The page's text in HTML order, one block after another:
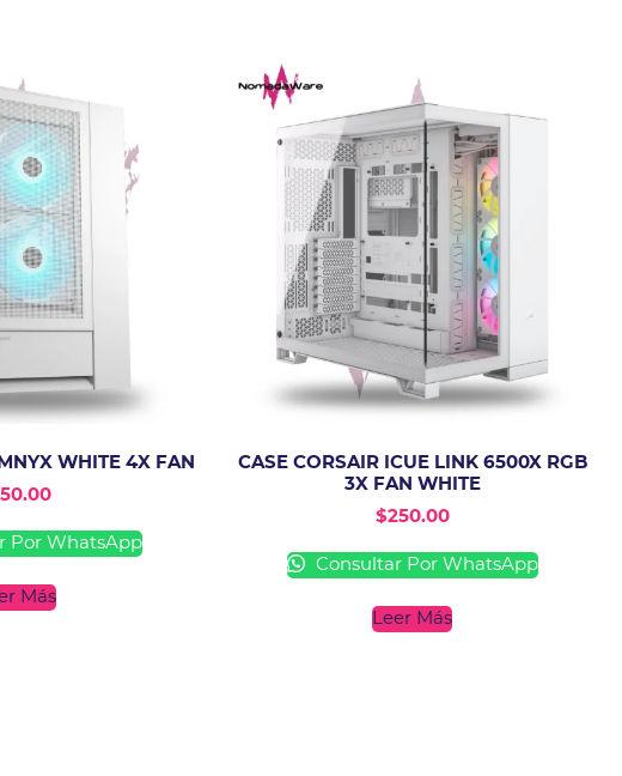
WHITE 4X FAN
Por WhatsApp
Más
CASE CORSAIR ICUE LINK 6500X RGB
3X FAN WHITE
$250.00
Consultar Por WhatsApp
Leer Más